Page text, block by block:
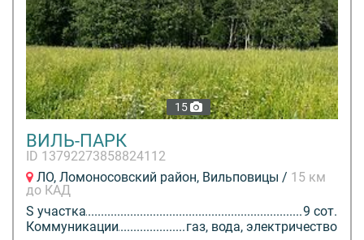
15
ВИЛЬ-ПАРК
ID 13792273858824112
ЛО, Ломоносовский район, Вильповицы / 15 км
до КАД
S участка
9 сот.
Коммуникации
газ, вода, электричество